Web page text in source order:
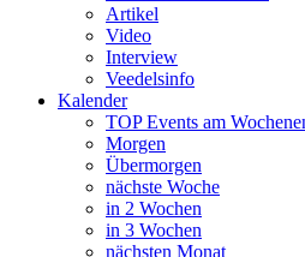
Artikel
Video
Interview
Veedelsinfo
Kalender
TOP Events am
Morgen
Übermorgen
nächste Woche
in 2 Wochen
in 3 Wochen
nächsten Monat